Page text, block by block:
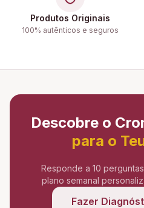
Produtos Originais
100% autênticos e seguros
Descobre o
para o
Responde a 10
plano semanal
Fazer